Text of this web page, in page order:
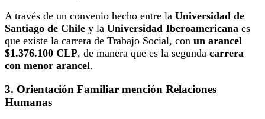
A través de un convenio hecho entre la Universidad de
Santiago de Chile y la Universidad Iberoamericana es
que existe la carrera de Trabajo Social, con un arancel
$1.376.100 CLP, de manera que es la segunda carrera
con menor arancel.
3. Orientación Familiar mención Relaciones
Humanas